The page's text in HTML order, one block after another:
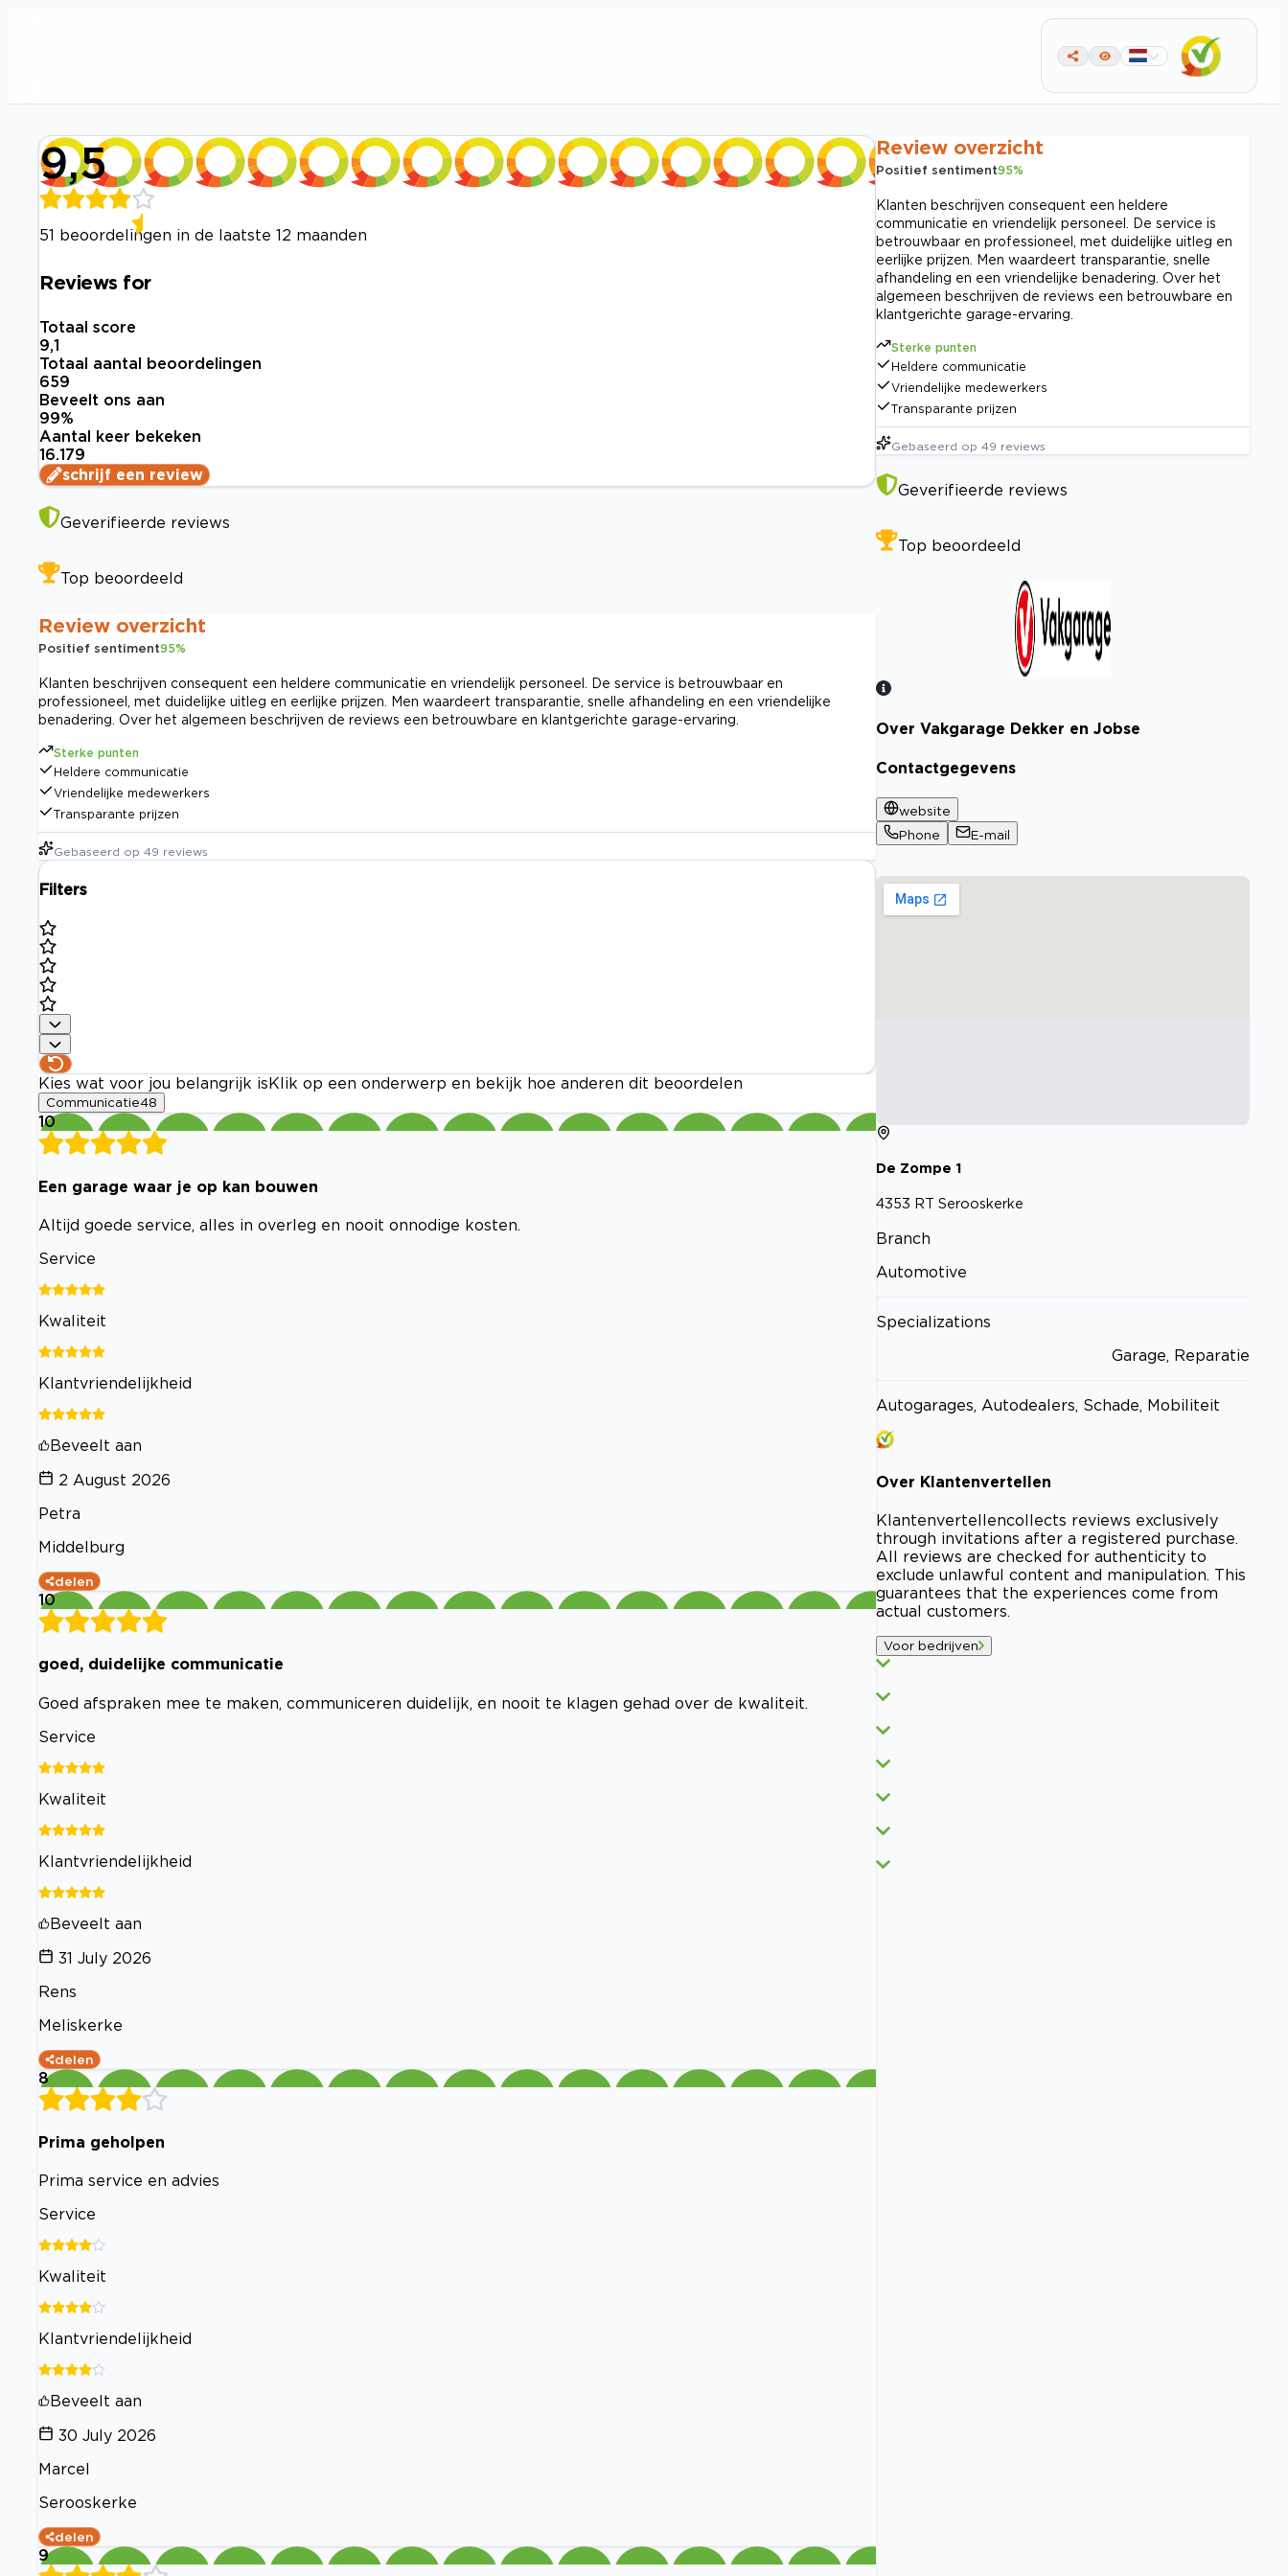
9,5
51 beoordelingen in de laatste 12 maanden
Reviews for
Totaal score
9,1
Totaal aantal beoordelingen
659
Beveelt ons aan
99%
Aantal keer bekeken
16.179
schrijf een review
Geverifieerde reviews
Top beoordeeld
Review overzicht
Positief sentiment95%
Klanten beschrijven consequent een heldere communicatie en vriendelijk personeel. De service is betrouwbaar en
professioneel, met duidelijke uitleg en eerlijke prijzen. Men waardeert transparantie, snelle afhandeling en een vriendelijke
benadering. Over het algemeen beschrijven de reviews een betrouwbare en klantgerichte garage-ervaring.
Sterke punten
Heldere communicatie
Vriendelijke medewerkers
Transparante prijzen
Gebaseerd op 49 reviews
Filters
Kies wat voor jou belangrijk is Klik op een onderwerp en bekijk hoe anderen dit beoordelen
Communicatie48
10
Een garage waar je op kan bouwen
Altijd goede service, alles in overleg en nooit onnodige kosten.
Service
Kwaliteit
Klantvriendelijkheid
Beveelt aan
2 August 2026
Petra
Middelburg
delen
10
goed, duidelijke communicatie
Goed afspraken mee te maken, communiceren duidelijk, en nooit te klagen gehad over de kwaliteit.
Service
Kwaliteit
Klantvriendelijkheid
Beveelt aan
31 July 2026
Rens
Meliskerke
delen
8
Prima geholpen
Prima service en advies
Service
Kwaliteit
Klantvriendelijkheid
Beveelt aan
30 July 2026
Marcel
Serooskerke
delen
9
Review overzicht
Positief sentiment95%
Klanten beschrijven consequent een heldere
communicatie en vriendelijk personeel. De service is
betrouwbaar en professioneel, met duidelijke uitleg en
eerlijke prijzen. Men waardeert transparantie, snelle
afhandeling en een vriendelijke benadering. Over het
algemeen beschrijven de reviews een betrouwbare en
klantgerichte garage-ervaring.
Sterke punten
Heldere communicatie
Vriendelijke medewerkers
Transparante prijzen
Gebaseerd op 49 reviews
Geverifieerde reviews
Top beoordeeld
Bekijk certificaat
Over Vakgarage Dekker en Jobse
Contactgegevens
website
Phone
E-mail
De Zompe 1
4353 RT Serooskerke
Branch
Automotive
Specializations
Garage, Reparatie
Autogarages, Autodealers, Schade, Mobiliteit
Over Klantenvertellen
Klantenvertellencollects reviews exclusively
through invitations after a registered purchase.
All reviews are checked for authenticity to
exclude unlawful content and manipulation. This
guarantees that the experiences come from
actual customers.
Voor bedrijven